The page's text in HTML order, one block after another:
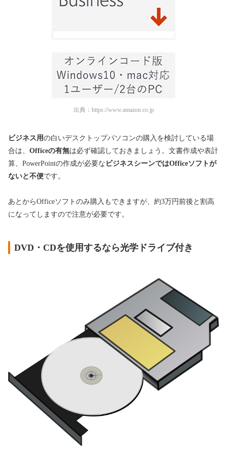
出典： https://www.amazon.co.jp
ビジネス用の白いデスクトップパソコンの購入を検討している場
合は、 Officeの有無は必ず確認しておきましょう。文書作成や表計
算、PowerPointの作成が必要な ビジネスシーンではOfficeソフトが
ないと不便です。
あとからOfficeソフトのみ購入もできますが、約3万円前後と割高
になってしますので注意が必要です。
DVD・CDを使用するなら光学ドライブ付き